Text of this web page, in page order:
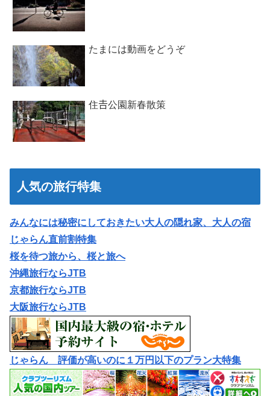
たまには動画をどうぞ
住𠮷公園新春散策
人気の旅行特集
みんなには秘密にしておきたい大人の隠れ家、大人の宿
じゃらん直前割特集
桜を待つ旅から、桜と旅へ
沖縄旅行ならJTB
京都旅行ならJTB
大阪旅行ならJTB
じゃらん 評価が高いのに１万円以下のプラン大特集